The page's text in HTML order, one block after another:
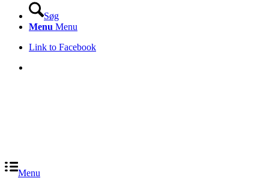
Søg
Menu Menu
Link to Facebook
Menu